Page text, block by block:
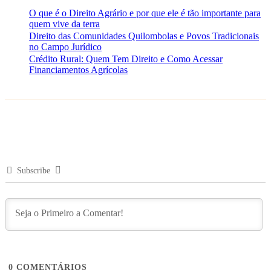
O que é o Direito Agrário e por que ele é tão importante para
quem vive da terra
Direito das Comunidades Quilombolas e Povos Tradicionais
no Campo Jurídico
Crédito Rural: Quem Tem Direito e Como Acessar
Financiamentos Agrícolas
Subscribe
0 COMENTÁRIOS